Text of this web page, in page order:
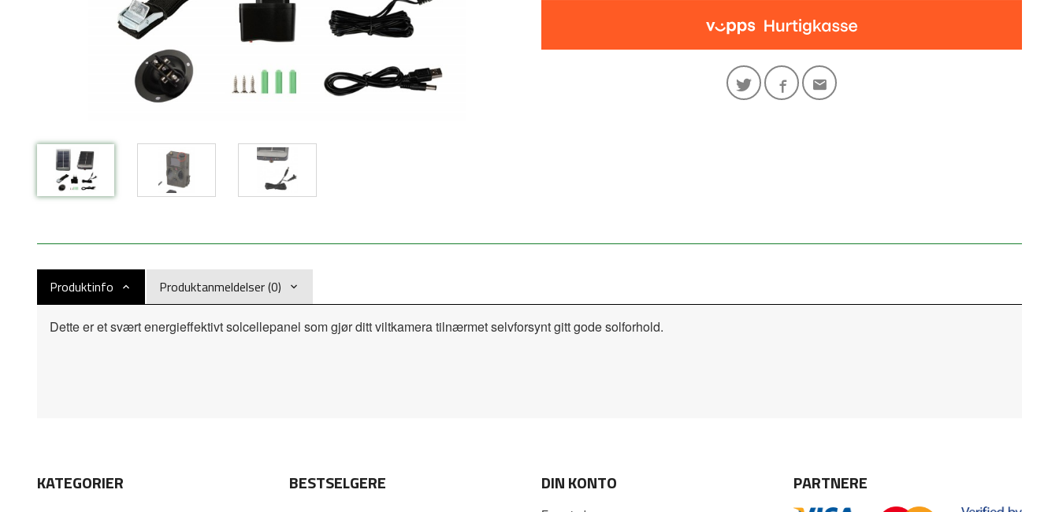
Produktinfo Produktanmeldelser (0)
Dette er et svært energieffektivt solcellepanel som gjør ditt viltkamera tilnærmet selvforsynt gitt gode solforhold.
KATEGORIER BESTSELGERE DIN KONTO PARTNERE